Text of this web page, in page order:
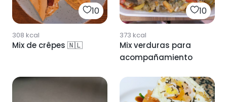
10
308 kcal
Mix de crêpes 🇳🇱
10
373 kcal
Mix verduras para
acompañamiento